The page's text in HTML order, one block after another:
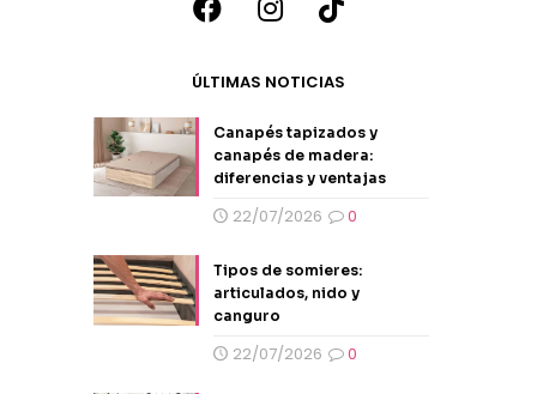
ÚLTIMAS NOTICIAS
Canapés tapizados y
canapés de madera:
diferencias y ventajas
22/07/2026 0
Tipos de somieres:
articulados, nido y
canguro
22/07/2026 0